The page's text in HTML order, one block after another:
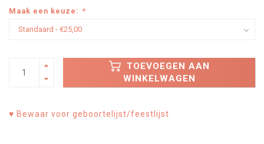
Maak een keuze: *
TOEVOEGEN AAN
WINKELWAGEN
♥ Bewaar voor geboortelijst/feestlijst